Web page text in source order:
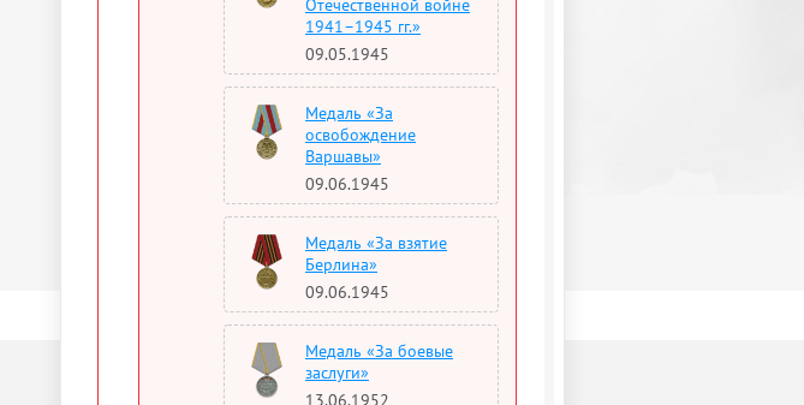
Отечественной войне
1941–1945 гг.»
09.05.1945
Медаль «За
освобождение
Варшавы»
09.06.1945
Медаль «За взятие
Берлина»
09.06.1945
Медаль «За боевые
заслуги»
13.06.1952